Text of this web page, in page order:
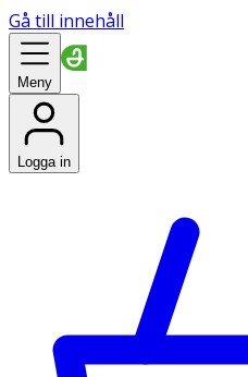
Gå till innehåll
Meny
Logga in